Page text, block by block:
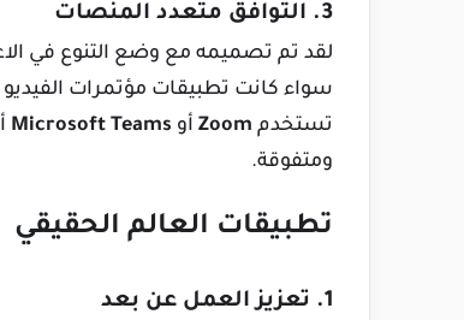
3. التوافق متعدد المنصات
لقد تم تصميمه مع وضع التنوع في
سواء كانت تطبيقات مؤتمرات
تستخدم Zoom أو Microsoft Teams
ومتفوقة.
تطبيقات العالم الحقيقي
1. تعزيز العمل عن بعد